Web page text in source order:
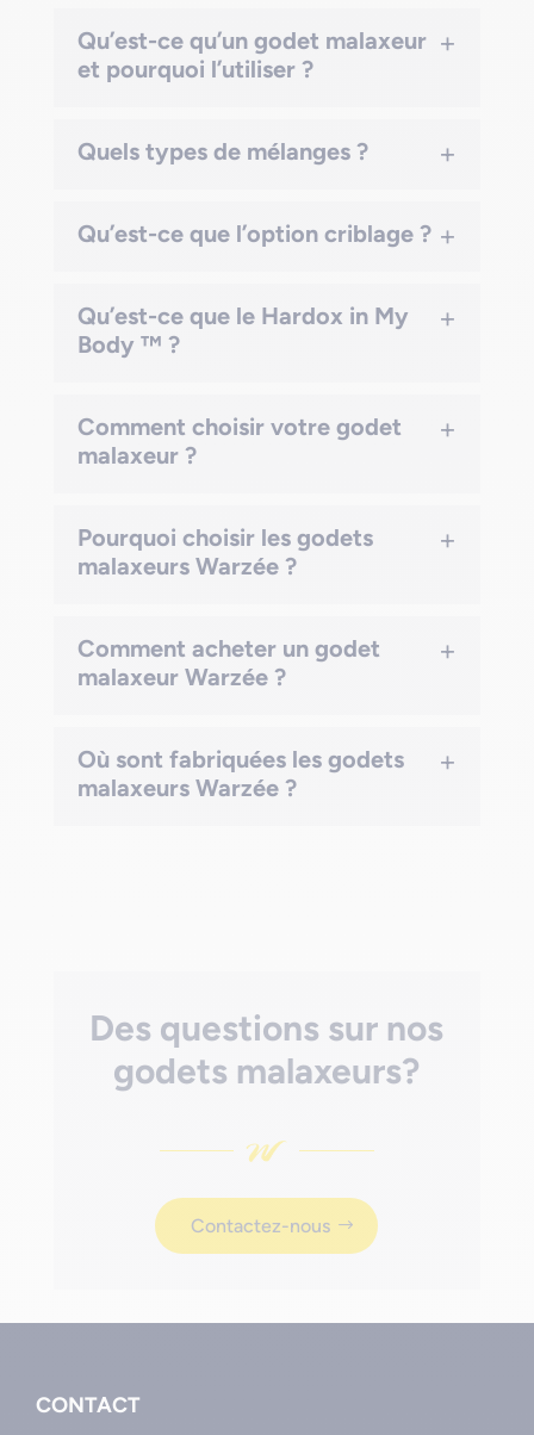
Qu’est-ce qu’un godet malaxeur
et pourquoi l’utiliser ?
+
Quels types de mélanges ? +
Qu’est-ce que l’option criblage ? +
Qu’est-ce que le Hardox in My
Body ™ ?
+
Comment choisir votre godet
malaxeur ?
+
Pourquoi choisir les godets
malaxeurs Warzée ?
+
Comment acheter un godet
malaxeur Warzée ?
+
Où sont fabriquées les godets
malaxeurs Warzée ?
+
Des questions sur nos
godets malaxeurs?
Contactez-nous
CONTACT